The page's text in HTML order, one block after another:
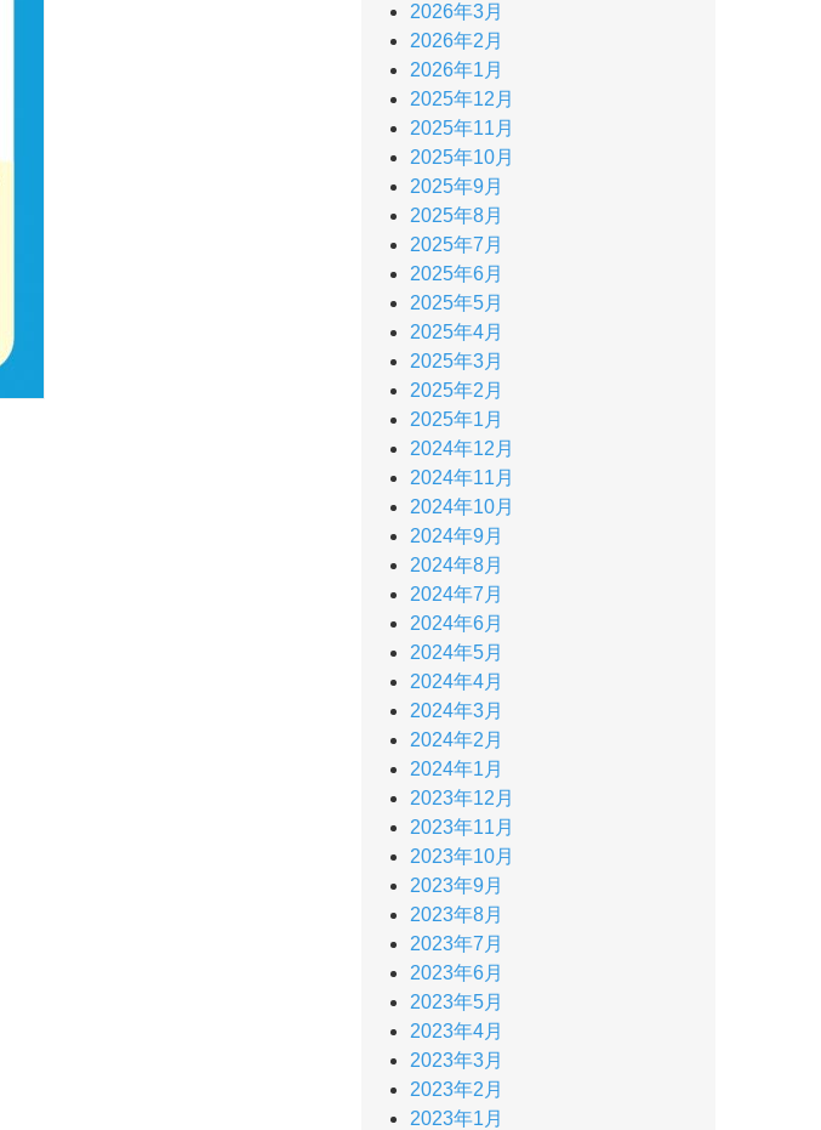
2026年3月
2026年2月
2026年1月
2025年12月
2025年11月
2025年10月
2025年9月
2025年8月
2025年7月
2025年6月
2025年5月
2025年4月
2025年3月
2025年2月
2025年1月
2024年12月
2024年11月
2024年10月
2024年9月
2024年8月
2024年7月
2024年6月
2024年5月
2024年4月
2024年3月
2024年2月
2024年1月
2023年12月
2023年11月
2023年10月
2023年9月
2023年8月
2023年7月
2023年6月
2023年5月
2023年4月
2023年3月
2023年2月
2023年1月